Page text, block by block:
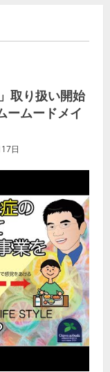
取り扱い開始
ームードメイ
日